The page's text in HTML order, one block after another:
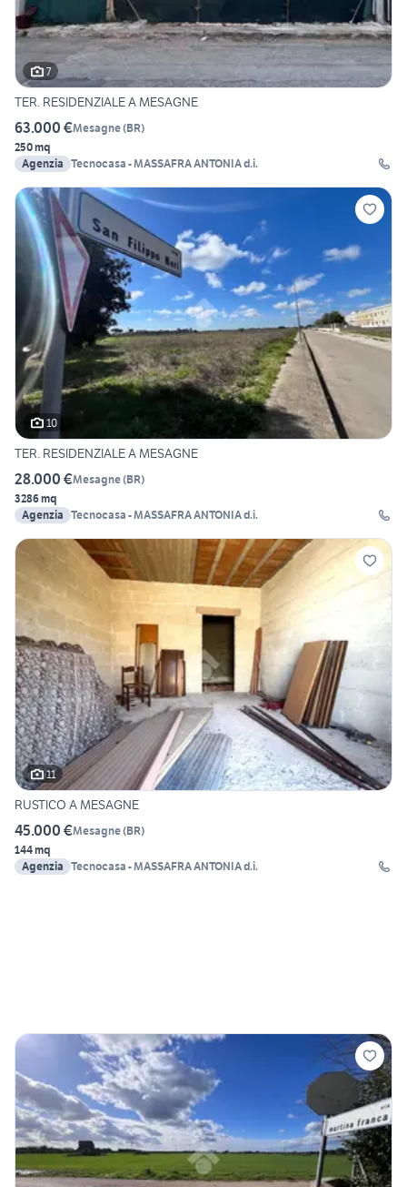
7
TER. RESIDENZIALE A MESAGNE
63.000 €Mesagne(BR)
250 mq
Agenzia Tecnocasa - MASSAFRA ANTONIA d.i.
10
TER. RESIDENZIALE A MESAGNE
28.000 €Mesagne(BR)
3286 mq
Agenzia Tecnocasa - MASSAFRA ANTONIA d.i.
11
RUSTICO A MESAGNE
45.000 €Mesagne(BR)
144 mq
Agenzia Tecnocasa - MASSAFRA ANTONIA d.i.